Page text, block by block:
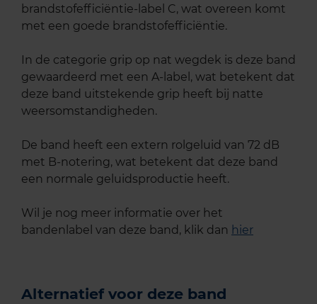
brandstofefficiëntie-label C, wat overeen komt
met een goede brandstofefficiëntie.
In de categorie grip op nat wegdek is deze band
gewaardeerd met een A-label, wat betekent dat
deze band uitstekende grip heeft bij natte
weersomstandigheden.
De band heeft een extern rolgeluid van 72 dB
met B-notering, wat betekent dat deze band
een normale geluidsproductie heeft.
Wil je nog meer informatie over het
bandenlabel van deze band, klik dan hier
Alternatief voor deze band